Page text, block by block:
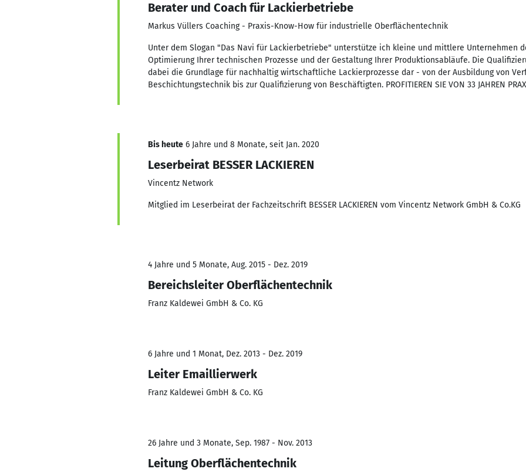
Berater und Coach für Lackierbetriebe
Markus Vüllers Coaching - Praxis-Know-How für industrielle Oberflächentechnik
Unter dem Slogan "Das Navi für Lackierbetriebe" unterstütze ich kleine und mittlere Unternehmen
Optimierung Ihrer technischen Prozesse und der Gestaltung Ihrer Produktionsabläufe. Die
dabei die Grundlage für nachhaltig wirtschaftliche Lackierprozesse dar - von der Ausbildung von
Beschichtungstechnik bis zur Qualifizierung von Beschäftigten. PROFITIEREN SIE VON 33 JAHREN
Bis heute 6 Jahre und 8 Monate, seit Jan. 2020
Leserbeirat BESSER LACKIEREN
Vincentz Network
Mitglied im Leserbeirat der Fachzeitschrift BESSER LACKIEREN vom Vincentz Network GmbH & Co.KG
4 Jahre und 5 Monate, Aug. 2015 - Dez. 2019
Bereichsleiter Oberflächentechnik
Franz Kaldewei GmbH & Co. KG
6 Jahre und 1 Monat, Dez. 2013 - Dez. 2019
Leiter Emaillierwerk
Franz Kaldewei GmbH & Co. KG
26 Jahre und 3 Monate, Sep. 1987 - Nov. 2013
Leitung Oberflächentechnik